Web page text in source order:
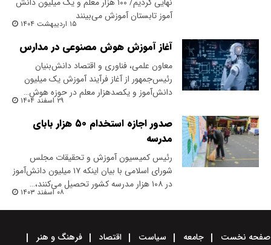
آموز تابستان آموزش می‌بینند
۱۵ اردیبهشت ۱۴۰۴
آغاز آموزش هوش مصنوعی در مدارس
معاون علمی، فناوری و اقتصاد دانش‌بنیان
رئیس‌جمهور از آغاز فرآیند آموزش یک میلیون
دانش‌آموز و یکصدهزار معلم در حوزه هوش…
۲۹ اسفند ۱۴۰۴
صدور اجازه استخدام ۵۰ هزار بابای
مدرسه
رئیس کمیسیون آموزش و تحقیقات مجلس
شورای اسلامی با بیان اینکه ۱۷ میلیون دانش‌آموز
در ۱۰۸ هزار مدرسه کشور تحصیل می‌کنند،…
۰۸ اسفند ۱۴۰۳
صفحه نخست جامعه سیاست اقتصاد
فرهنگ و هنر